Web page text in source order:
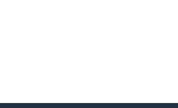
Авилова Ирина Алексеевна
Направление